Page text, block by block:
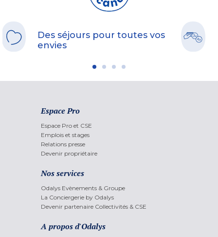
Des séjours pour toutes vos
envies
Espace Pro
Espace Pro et CSE
Emplois et stages
Relations presse
Devenir propriétaire
Nos services
Odalys Evènements & Groupe
La Conciergerie by Odalys
Devenir partenaire Collectivités & CSE
A propos d'Odalys